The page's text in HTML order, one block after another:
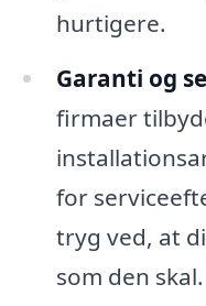
hurtigere.
Garanti og
firmaer
for
tryg ved, at
som den skal.